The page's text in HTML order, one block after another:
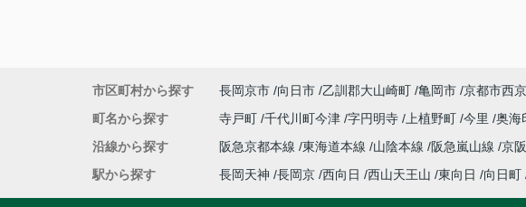
市区町村から探す 長岡京市 向日市 乙訓郡大山崎町 亀岡市 京都市西
町名から探す
寺戸町 千代川町今津 字円明寺 上植野町 今里 奥海
沿線から探す
阪急京都本線 東海道本線 山陰本線 阪急嵐山線 京
駅から探す
長岡天神 長岡京 西向日 西山天王山 東向日 向日町